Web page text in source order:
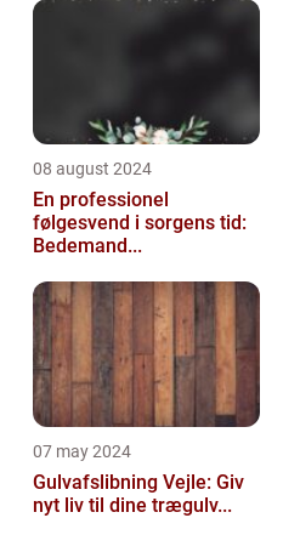
08 august 2024
En professionel
følgesvend i sorgens tid:
Bedemand...
07 may 2024
Gulvafslibning Vejle: Giv
nyt liv til dine trægulv...